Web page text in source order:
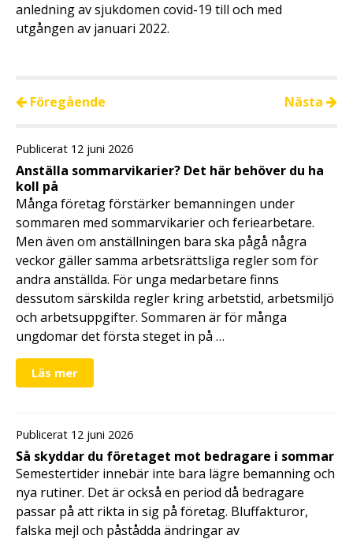
anledning av sjukdomen covid-19 till och med
utgången av januari 2022.
Föregående Nästa
Publicerat 12 juni 2026
Anställa sommarvikarier? Det här behöver du ha
koll på
Många företag förstärker bemanningen under
sommaren med sommarvikarier och feriearbetare.
Men även om anställningen bara ska pågå några
veckor gäller samma arbetsrättsliga regler som för
andra anställda. För unga medarbetare finns
dessutom särskilda regler kring arbetstid, arbetsmiljö
och arbetsuppgifter. Sommaren är för många
ungdomar det första steget in på …
Läs mer
Publicerat 12 juni 2026
Så skyddar du företaget mot bedragare i sommar
Semestertider innebär inte bara lägre bemanning och
nya rutiner. Det är också en period då bedragare
passar på att rikta in sig på företag. Bluffakturor,
falska mejl och påstådda ändringar av